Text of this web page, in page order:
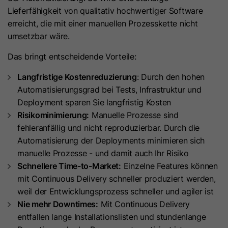
Lieferfähigkeit von qualitativ hochwertiger Software
erreicht, die mit einer manuellen Prozesskette nicht
umsetzbar wäre.
Das bringt entscheidende Vorteile:
Langfristige Kostenreduzierung: Durch den hohen
Automatisierungsgrad bei Tests, Infrastruktur und
Deployment sparen Sie langfristig Kosten
Risikominimierung: Manuelle Prozesse sind
fehleranfällig und nicht reproduzierbar. Durch die
Automatisierung der Deployments minimieren sich
manuelle Prozesse - und damit auch Ihr Risiko
Schnellere Time-to-Market: Einzelne Features können
mit Continuous Delivery schneller produziert werden,
weil der Entwicklungsprozess schneller und agiler ist
Nie mehr Downtimes: Mit Continuous Delivery
entfallen lange Installationslisten und stundenlange
Zweck
um die Seitenaufrufe eines Benutzers
zu speichern und in einer einzigen
Sitzungsaufzeichnung
Name SM
Anbieter .c.clarity.ms
Laufzeit Session
Zweck
Microsoft Clarity-Cookie setzt dieses
Cookie für die Synchronisierung der
MUID zwischen Microsoft-Domänen.
Name id_key
Anbieter
Laufzeit 14 Tage
Zweck
Beim Besuch einer
passwortgeschützten Seite wird
dieses Cookie gesetzt, damit bei
künftigen Besuchen der Seite mit
demselben Browser keine
Anmeldung mehr erforderlich ist.
Der Cookie-Name ist für jede
passwortgeschützte Seite eindeutig.
Es enthält eine verschlüsselte
Version des Passworts, damit
zukünftige Besuche auf der Seite
nicht erneut das Passwort